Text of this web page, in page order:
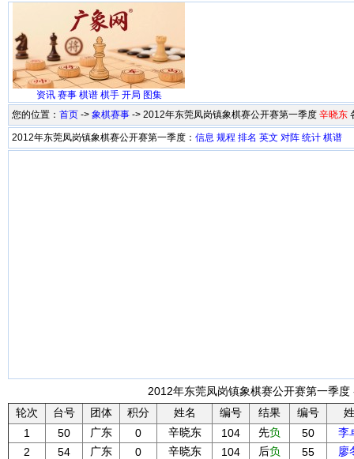
资讯 赛事 棋谱 棋手 开局 图集
您的位置： 首页 -> 象棋赛事 -> 2012年东莞凤岗镇象棋赛公开赛第一季度 辛晓东
2012年东莞凤岗镇象棋赛公开赛第一季度： 信息 规程 排名 英文 对阵 统计 棋谱
2012年东莞凤岗镇象棋赛公开赛第一季度
轮次
台号 团体 积分 姓名 编号 结果 编号
1
50 广东 0 辛晓东 104 先负 50
李
2
54 广东 0 辛晓东 104 后负 55
廖